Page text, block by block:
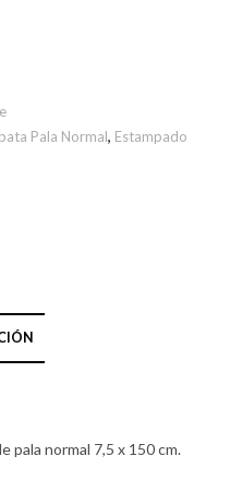
Pala Normal, Estampado
pala normal 7,5 x 150 cm.